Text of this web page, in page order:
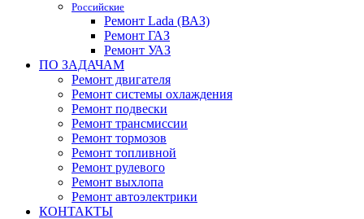
Российские
Ремонт Lada (ВАЗ)
Ремонт ГАЗ
Ремонт УАЗ
ПО ЗАДАЧАМ
Ремонт двигателя
Ремонт системы охлаждения
Ремонт подвески
Ремонт трансмиссии
Ремонт тормозов
Ремонт топливной
Ремонт рулевого
Ремонт выхлопа
Ремонт автоэлектрики
КОНТАКТЫ